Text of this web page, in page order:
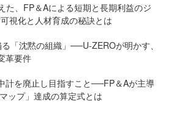
た、FP＆Aによる短期と長期利益のジ
視化と人材育成の秘訣とは
「沈黙の組織」──U-ZEROが明かす、
革要件
計を廃止し目指すこと──FP＆Aが主導
ップ」達成の算定式とは